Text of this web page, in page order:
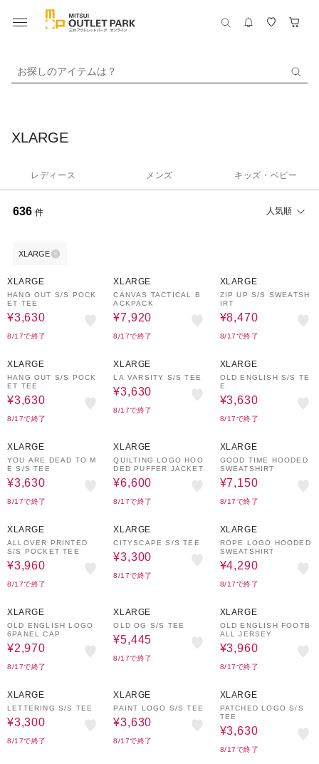
お探しのアイテムは？
XLARGE
レディース メンズ キッズ・ベビー
636 件 人気順
XLARGE
XLARGE
HANG OUT S/S POCK
ET TEE
¥3,630
8/17で終了
XLARGE
CANVAS TACTICAL B
ACKPACK
¥7,920
8/17で終了
XLARGE
ZIP UP S/S SWEATSH
IRT
¥8,470
8/17で終了
XLARGE
HANG OUT S/S POCK
ET TEE
¥3,630
8/17で終了
XLARGE
LA VARSITY S/S TEE
¥3,630
8/17で終了
XLARGE
OLD ENGLISH S/S TE
E
¥3,630
8/17で終了
XLARGE
YOU ARE DEAD TO M
E S/S TEE
¥3,630
8/17で終了
XLARGE
QUILTING LOGO HOO
DED PUFFER JACKET
¥6,600
8/17で終了
XLARGE
GOOD TIME HOODED
SWEATSHIRT
¥7,150
8/17で終了
XLARGE
ALLOVER PRINTED
S/S POCKET TEE
¥3,960
8/17で終了
XLARGE
CITYSCAPE S/S TEE
¥3,300
8/17で終了
XLARGE
ROPE LOGO HOODED
SWEATSHIRT
¥4,290
8/17で終了
XLARGE
OLD ENGLISH LOGO
6PANEL CAP
¥2,970
8/17で終了
XLARGE
OLD OG S/S TEE
¥5,445
8/17で終了
XLARGE
OLD ENGLISH FOOTB
ALL JERSEY
¥3,960
8/17で終了
XLARGE
LETTERING S/S TEE
¥3,300
8/17で終了
XLARGE
PAINT LOGO S/S TEE
¥3,630
8/17で終了
XLARGE
PATCHED LOGO S/S
TEE
¥3,630
8/17で終了